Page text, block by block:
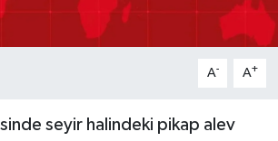
A- A+
seyir halindeki pikap alev